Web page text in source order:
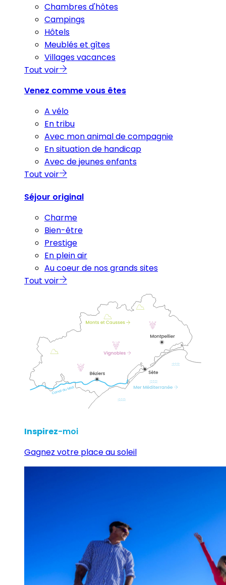
Chambres d'hôtes
Campings
Hôtels
Meublés et gîtes
Villages vacances
Tout voir
Venez comme vous êtes
A vélo
En tribu
Avec mon animal de compagnie
En situation de handicap
Avec de jeunes enfants
Tout voir
Séjour original
Charme
Bien-être
Prestige
En plein air
Au coeur de nos grands sites
Tout voir
Inspirez-moi
Gagnez votre place au soleil